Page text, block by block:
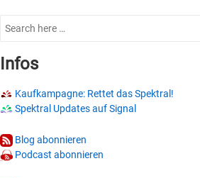
Search
Infos
Kaufkampagne: Rettet das Spektral!
Spektral Updates auf Signal
Blog abonnieren
Podcast abonnieren